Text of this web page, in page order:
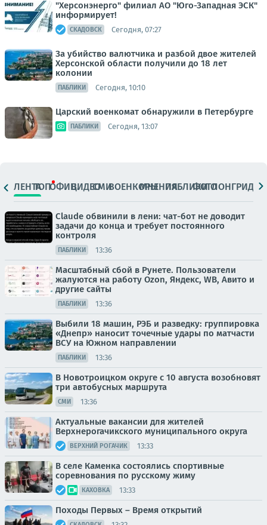
"Херсонэнерго" филиал АО "Юго-Западная ЭСК"
информирует!
СКАДОВСК Сегодня, 07:27
За убийство валютчика и разбой двое жителей
Херсонской области получили до 18 лет
колонии
ПАБЛИКИ Сегодня, 10:10
Царский военкомат обнаружили в Петербурге
ПАБЛИКИ Сегодня, 13:07
ЛЕНТАТОПОФИЦ.ВИДЕОСМИВОЕНКОРЫМНЕНИЯПАБЛИКИ
ФОТОЛОНГРИДЫ
Claude обвинили в лени: чат-бот не доводит
задачи до конца и требует постоянного
контроля
ПАБЛИКИ 13:36
Масштабный сбой в Рунете. Пользователи
жалуются на работу Ozon, Яндекс, WB, Авито и
другие сайты
ПАБЛИКИ 13:36
Выбили 18 машин, РЭБ и разведку: группировка
«Днепр» наносит точечные удары по матчасти
ВСУ на Южном направлении
ПАБЛИКИ 13:36
В Новотроицком округе с 10 августа возобновят
три автобусных маршрута
СМИ 13:36
Актуальные вакансии для жителей
Верхнерогачикского муниципального округа
ВЕРХНИЙ РОГАЧИК 13:33
В селе Каменка состоялись спортивные
соревнования по русскому жиму
КАХОВКА 13:33
Походы Первых – Время открытий